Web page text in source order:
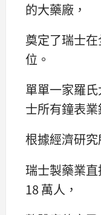
的大藥廠，
奠定了瑞士
位。
單單一家羅
士所有鐘表業
根據經濟研究
瑞士製藥業
18 萬人，